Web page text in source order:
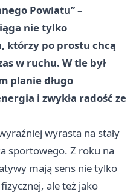
Powiatu” –
nie tylko
którzy po prostu chcą
w ruchu. W tle był
planie długo
i zwykła radość ze
wyrasta na stały
sportowego. Z roku na
mają sens nie tylko
ale też jako